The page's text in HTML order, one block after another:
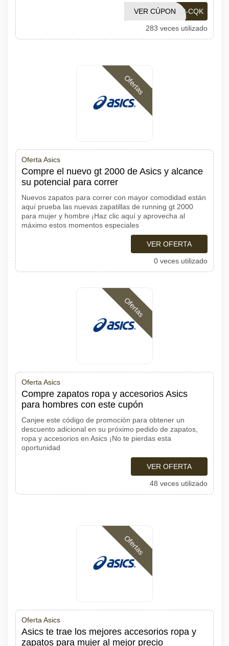
OA-2DX-63V-5TP-CQK
VER CÚPON
283 veces utilizado
Ofertas
Oferta Asics
Compre el nuevo gt 2000 de Asics y alcance
su potencial para correr
Nuevos zapatos para correr con mayor comodidad están
aquí prueba las nuevas zapatillas de running gt 2000
para mujer y hombre ¡Haz clic aquí y aprovecha al
máximo estos momentos especiales
VER OFERTA
0 veces utilizado
Ofertas
Oferta Asics
Compre zapatos ropa y accesorios Asics
para hombres con este cupón
Canjee este código de promoción para obtener un
descuento adicional en su próximo pedido de zapatos,
ropa y accesorios en Asics ¡No te pierdas esta
oportunidad
VER OFERTA
48 veces utilizado
Ofertas
Oferta Asics
Asics te trae los mejores accesorios ropa y
zapatos para mujer al mejor precio